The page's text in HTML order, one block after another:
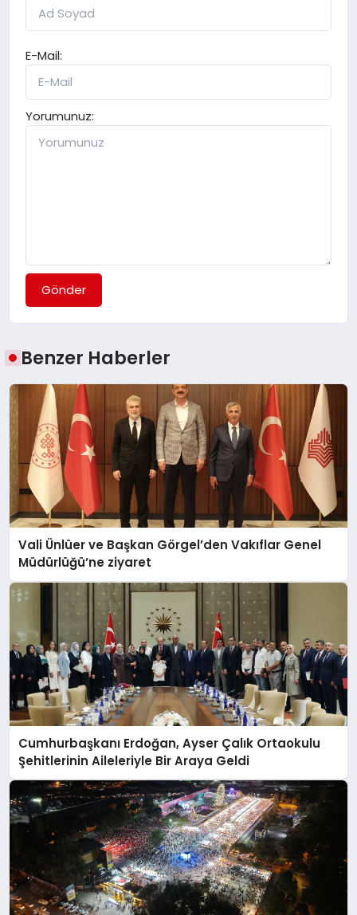
E-Mail:
Yorumunuz:
Gönder
Benzer Haberler
Vali Ünlüer ve Başkan Görgel’den Vakıflar Genel
Müdürlüğü’ne ziyaret
Cumhurbaşkanı Erdoğan, Ayser Çalık Ortaokulu
Şehitlerinin Aileleriyle Bir Araya Geldi